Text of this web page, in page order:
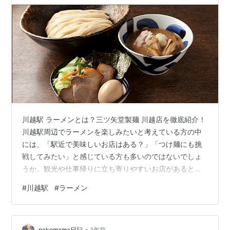
川越駅 ラーメンとは？三ツ矢堂製麺 川越店を徹底紹介！
川越駅周辺でラーメンを楽しみたいと考えている方の中
には、「駅近で美味しいお店はある？」「つけ麺にも挑
戦してみたい」と感じている方も多いのではないでしょ
うか。観光や仕事帰りに立ち寄りやすいお店があるとう
にある「三ツ矢堂製麺 川越店」**です。自家製の中太麺
と風味豊かなスープで知られる三ツ矢堂製麺は、特につ
け麺が人気のラーメン店です。注文ごとに茹で上げる麺
#川越駅 #ラーメン